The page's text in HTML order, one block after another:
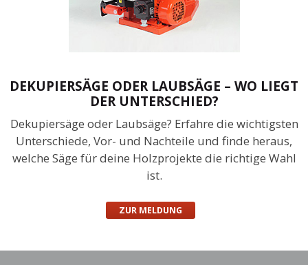
DEKUPIERSÄGE ODER LAUBSÄGE – WO LIEGT
DER UNTERSCHIED?
Dekupiersäge oder Laubsäge? Erfahre die wichtigsten
Unterschiede, Vor- und Nachteile und finde heraus,
welche Säge für deine Holzprojekte die richtige Wahl
ist.
ZUR MELDUNG